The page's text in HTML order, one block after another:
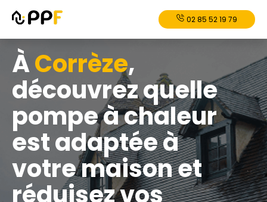
02 85 52 19 79
ÀCorrèze,
découvrez quelle
pompe à chaleur
est adaptée à
votre maison et
réduisez vos